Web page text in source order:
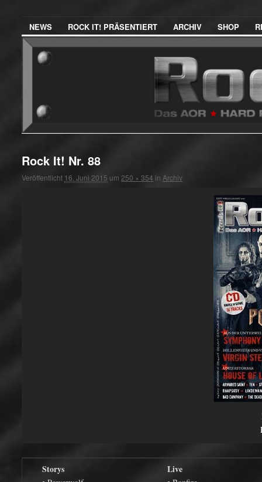
NEWS ROCK IT! PRÄSENTIERT ARCHIV SHOP
Rock It! Nr. 88
Veröffentlicht 16. Juni 2015 um 250 × 354 in Archiv
Storys Live